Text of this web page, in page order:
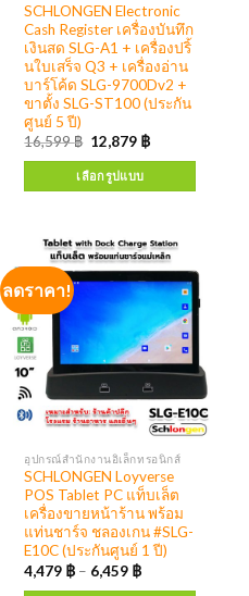
SCHLONGEN Electronic
Cash Register เครื่องบันทึก
เงินสด SLG-A1 + เครื่องปริ้
นใบเสร็จ Q3 + เครื่องอ่าน
บาร์โค้ด SLG-9700Dv2 +
ขาตั้ง SLG-ST100 (ประกัน
ศูนย์ 5 ปี)
16,599฿ 12,879 ฿
เลือกรูปแบบ
ลดราคา!
อุปกรณ์สำนักงานอิเล็กทรอนิกส์
SCHLONGEN Loyverse
POS Tablet PC แท็บเล็ต
เครื่องขายหน้าร้าน พร้อม
แท่นชาร์จ ชลองเกน #SLG-
E10C (ประกันศูนย์ 1 ปี)
4,479 ฿ – 6,459 ฿